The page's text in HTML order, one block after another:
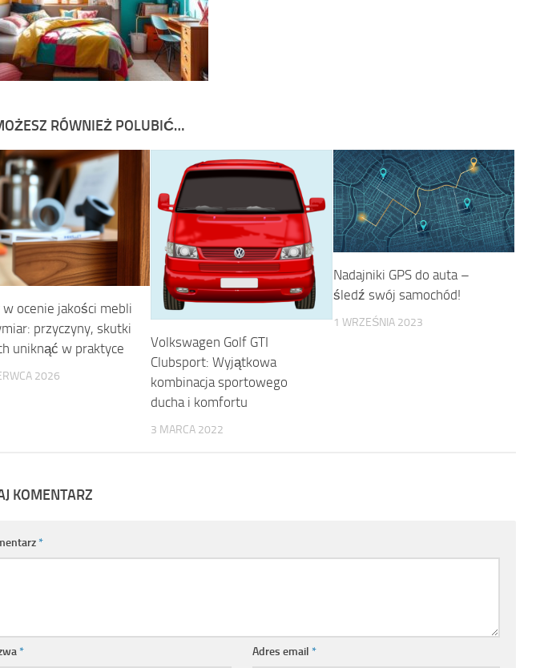
RÓWNIEŻ POLUBIĆ…
w ocenie jakości mebli
przyczyny, skutki
uniknąć w praktyce
2026
Volkswagen Golf GTI
Clubsport: Wyjątkowa
kombinacja sportowego
ducha i komfortu
3 MARCA 2022
Nadajniki GPS do auta –
śledź swój samochód!
1 WRZEŚNIA 2023
KOMENTARZ
*
* Adres email *